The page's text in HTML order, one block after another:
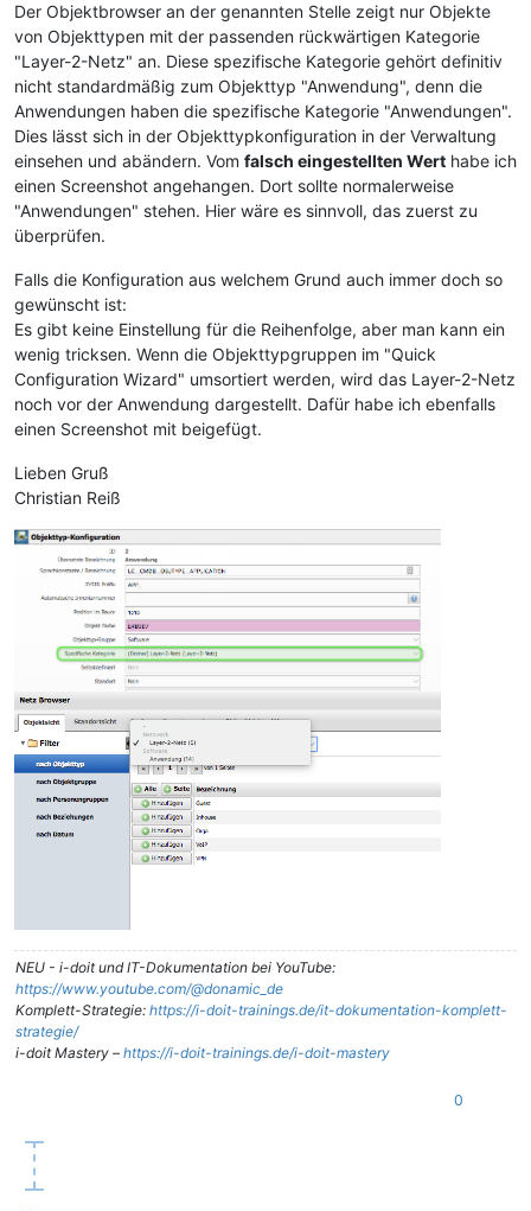
Der Objektbrowser an der genannten Stelle zeigt nur Objekte
von Objekttypen mit der passenden rückwärtigen Kategorie
"Layer-2-Netz" an. Diese spezifische Kategorie gehört definitiv
nicht standardmäßig zum Objekttyp "Anwendung", denn die
Anwendungen haben die spezifische Kategorie "Anwendungen".
Dies lässt sich in der Objekttypkonfiguration in der Verwaltung
einsehen und abändern. Vom falsch eingestellten Wert habe ich
einen Screenshot angehangen. Dort sollte normalerweise
"Anwendungen" stehen. Hier wäre es sinnvoll, das zuerst zu
überprüfen.
Falls die Konfiguration aus welchem Grund auch immer doch so
gewünscht ist:
Es gibt keine Einstellung für die Reihenfolge, aber man kann ein
wenig tricksen. Wenn die Objekttypgruppen im "Quick
Configuration Wizard" umsortiert werden, wird das Layer-2-Netz
noch vor der Anwendung dargestellt. Dafür habe ich ebenfalls
einen Screenshot mit beigefügt.
Lieben Gruß
Christian Reiß
NEU - i-doit und IT-Dokumentation bei YouTube:
https://www.youtube.com/@donamic_de
Komplett-Strategie: https://i-doit-trainings.de/it-dokumentation-komplett-
strategie/
i-doit Mastery – https://i-doit-trainings.de/i-doit-mastery
0